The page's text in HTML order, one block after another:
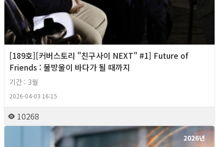
[189호][커버스토리 "친구사이 NEXT" #1] Future of
Friends : 물방울이 바다가 될 때까지
기간 : 3월
2026-04-03 16:15
10268
2026년